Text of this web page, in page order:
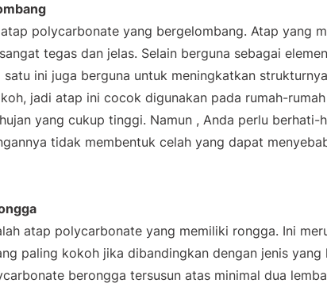
polycarbonate yang bergelombang. Atap yang
tegas dan jelas. Selain berguna sebagai
ini juga berguna untuk meningkatkan
jadi atap ini cocok digunakan pada rumah-
yang cukup tinggi. Namun , Anda perlu berhati-
tidak membentuk celah yang dapat
atap polycarbonate yang memiliki rongga. Ini
paling kokoh jika dibandingkan dengan jenis yang
berongga tersusun atas minimal dua